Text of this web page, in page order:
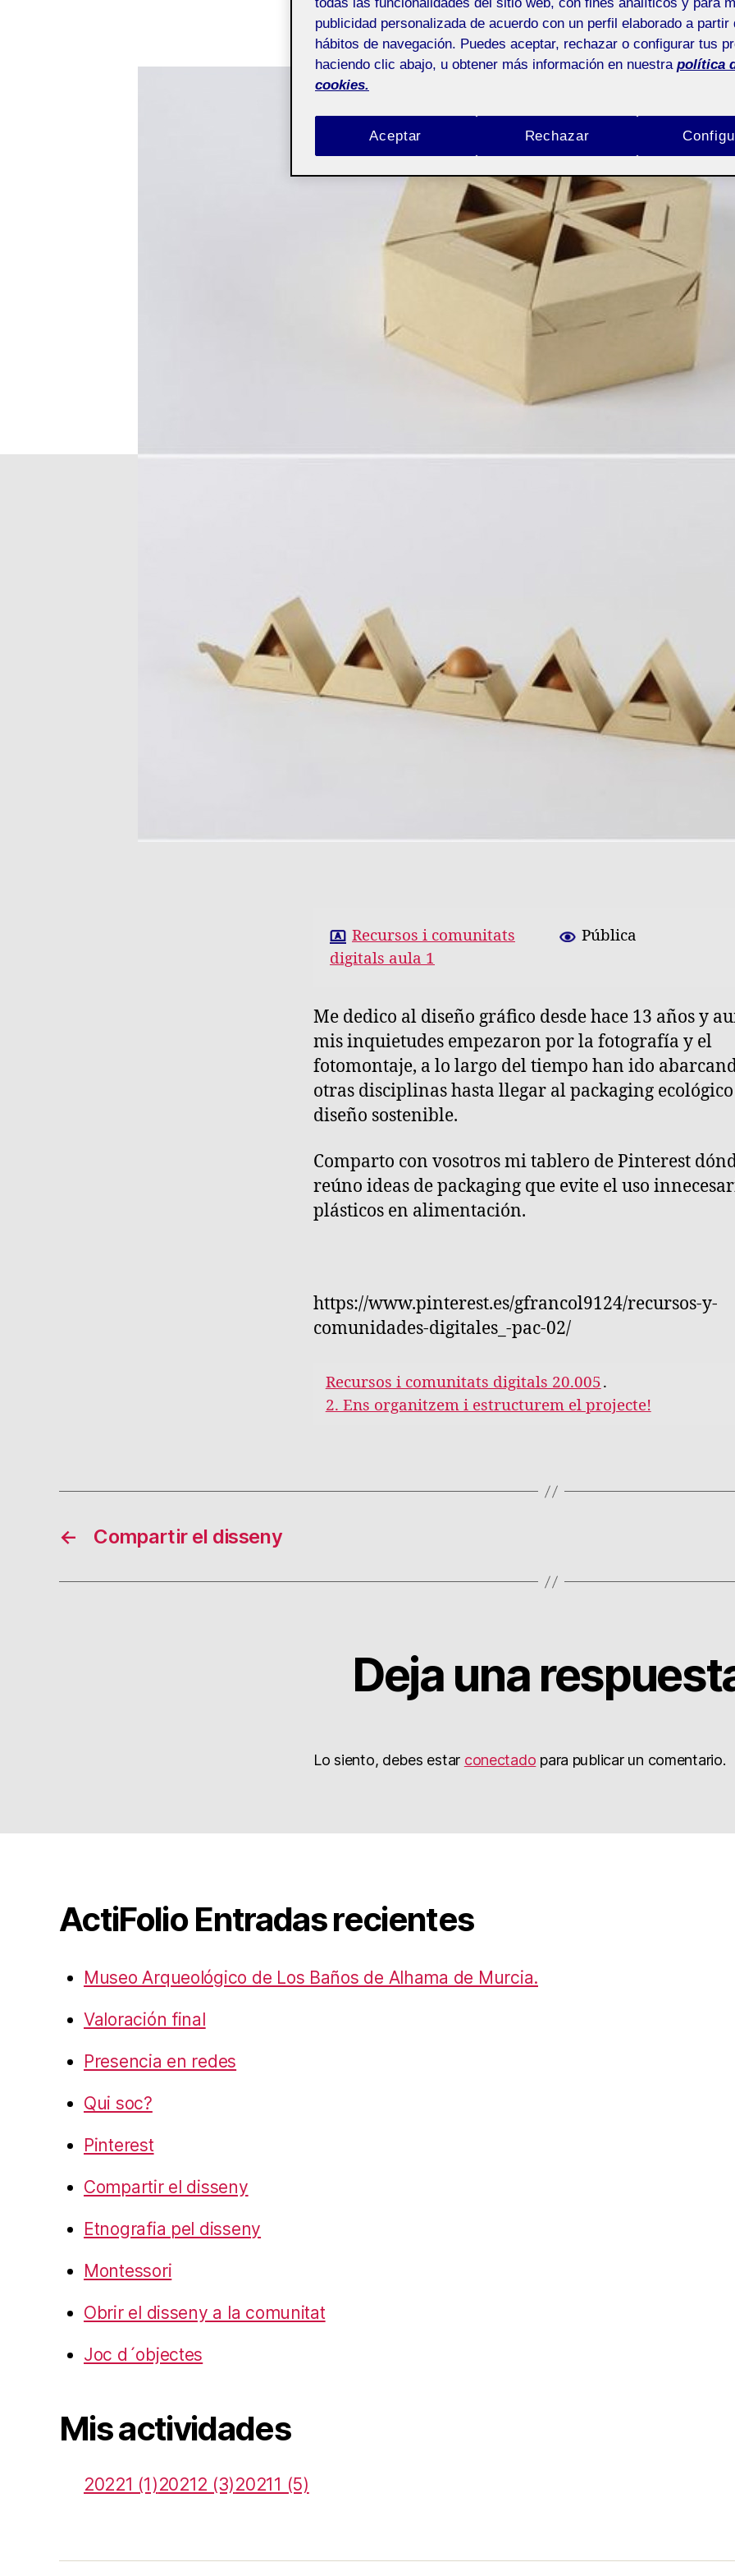
entrada
entrada
Recursos i comunitats
digitals aula 1
Pública
Me dedico al diseño gráfico desde hace 13 años y
mis inquietudes empezaron por la fotografía y el
fotomontaje, a lo largo del tiempo han ido
otras disciplinas hasta llegar al packaging
diseño sostenible.
Comparto con vosotros mi tablero de Pinterest
reúno ideas de packaging que evite el uso
plásticos en alimentación.
https://www.pinterest.es/gfrancol9124/recursos-y-
comunidades-digitales_-pac-02/
Recursos i comunitats digitals 20.005.
2. Ens organitzem i estructurem el projecte!
← Compartir el disseny
Deja una
Lo siento, debes estar conectado para publicar un comentario.
ActiFolio Entradas recientes
Museo Arqueológico de Los Baños de Alhama de Murcia.
Valoración final
Presencia en redes
Qui soc?
Pinterest
Compartir el disseny
Etnografia pel disseny
Montessori
Obrir el disseny a la comunitat
Joc d´objectes
Mis actividades
20221 (1)20212 (3)20211 (5)
publicidad personalizada de acuerdo con un perfil elaborado a partir
hábitos de navegación. Puedes aceptar, rechazar o configurar tus
haciendo clic abajo, u obtener más información en nuestra política
cookies.
Rechazar
Aceptar